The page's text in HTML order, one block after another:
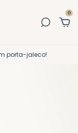
0
porta-jaleco!